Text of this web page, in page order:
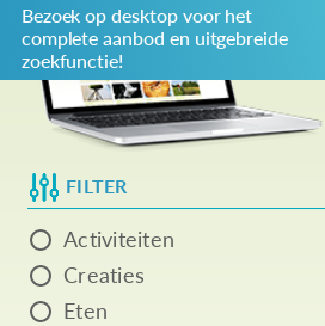
Privacybeleid
Redactiestatuut
log in
Bezoek op desktop voor het
complete aanbod en uitgebreide
zoekfunctie!
KIES JE THEMA
FILTER
Activiteiten
Creaties
Eten